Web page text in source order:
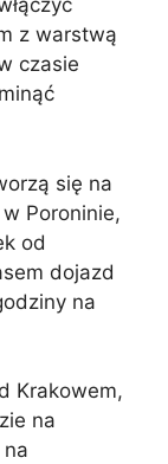
z warstwą
czasie
się na
Poroninie,
od
dojazd
na
Krakowem,
na